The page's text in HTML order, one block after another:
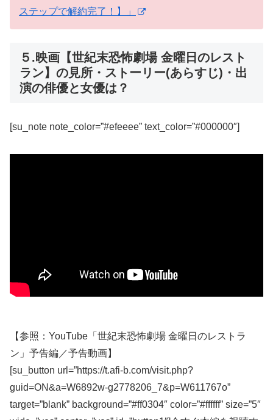
ステップで解約完了！】」
５.映画【世紀末恐怖劇場 金曜日のレスト
ラン】の見所・ストーリー(あらすじ)・出
演の俳優と女優は？
[su_note note_color=”#efeeee” text_color=”#000000″]
【参照：YouTube「世紀末恐怖劇場 金曜日のレストラ
ン」予告編／予告動画】
[su_button url=”https://t.afi-b.com/visit.php?
guid=ON&a=W6892w-g2778206_7&p=W611767o”
target=”blank” background=”#ff0304″ color=”#ffffff” size=”5″